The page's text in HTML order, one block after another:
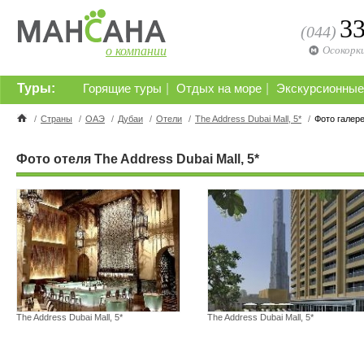
о компании
(044)
Горящие туры Отдых на море
Туры:
/ Страны / ОАЭ / Дубаи / Отели / The Address Dubai Mall, 5* / Фото
Фото отеля The Address Dubai Mall, 5*
The Address Dubai Mall, 5* The Address Dubai Mall, 5*